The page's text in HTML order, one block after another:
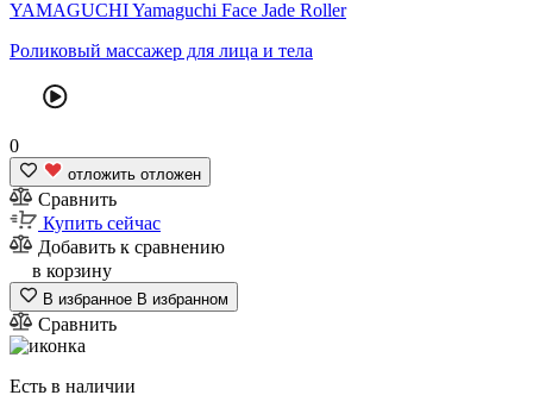
YAMAGUCHI Yamaguchi Face Jade Roller
Роликовый массажер для лица и тела
0
отложить отложен
Сравнить
Купить сейчас
Добавить к сравнению
в корзину
В избранное В избранном
Сравнить
Есть в наличии